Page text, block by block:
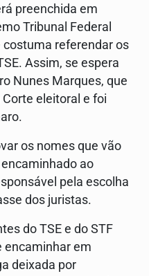
preenchida em
Tribunal Federal
costuma referendar os
Assim, se espera
Nunes Marques, que
eleitoral e foi
os nomes que vão
ao
pela escolha
dos juristas.
do TSE e do STF
encaminhar em
deixada por